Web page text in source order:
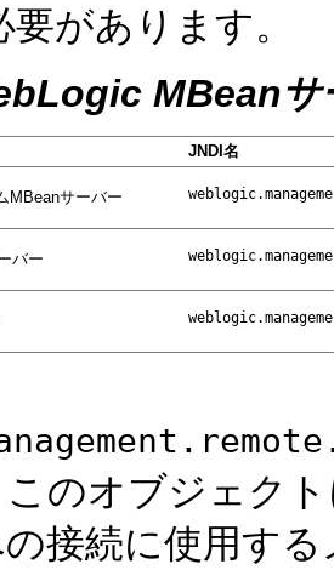
要があります。
MBeanサ
JNDI名
MBeanサーバー
バー
このオブジェク
接続に使用す